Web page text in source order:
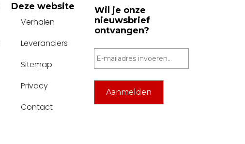
Deze website
Verhalen
Leveranciers
Sitemap
Privacy
Contact
Wil je onze
nieuwsbrief
ontvangen?